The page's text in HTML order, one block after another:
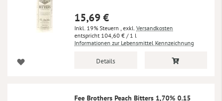
15,69 €
Inkl. 19% Steuern exkl. Versandkosten
104,60 € / 1 l
Informationen zur Lebensmittel Kennzeichnung
Details
Fee Brothers Peach Bitters 1,70% 0.15